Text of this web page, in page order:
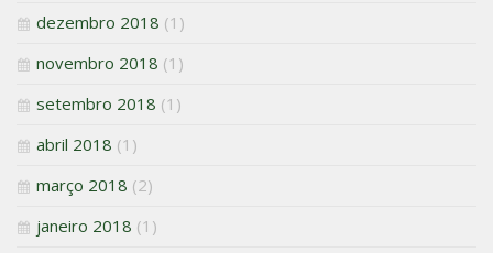
dezembro 2018 (1)
novembro 2018 (1)
setembro 2018 (1)
abril 2018 (1)
março 2018 (2)
janeiro 2018 (1)